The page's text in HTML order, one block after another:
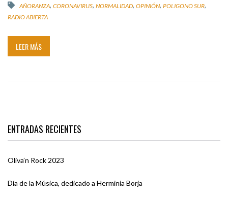
AÑORANZA, CORONAVIRUS, NORMALIDAD, OPINIÓN, POLIGONO SUR,
RADIO ABIERTA
LEER MÁS
ENTRADAS RECIENTES
Oliva’n Rock 2023
Día de la Música, dedicado a Herminia Borja